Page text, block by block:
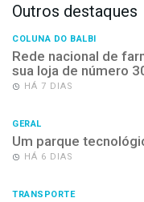
Outros destaques
COLUNA DO BALBI
Rede nacional de
sua loja de número
HÁ 7 DIAS
GERAL
Um parque
HÁ 6 DIAS
TRANSPORTE